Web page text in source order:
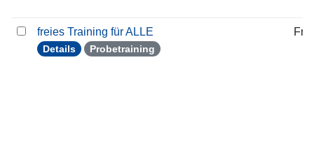
freies Training für ALLE
Details Probetraining